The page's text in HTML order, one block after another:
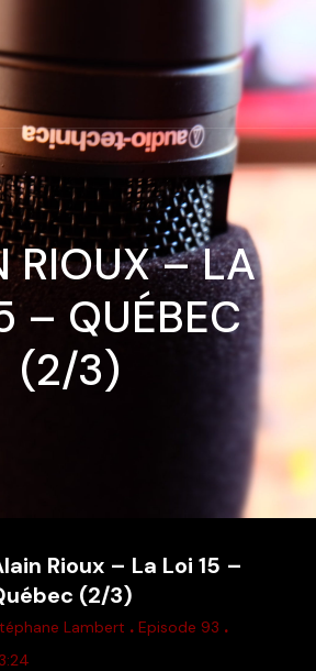
RIOUX – LA
– QUÉBEC
(2/3)
Rioux – La Loi 15 –
(2/3)
Lambert . Episode 93 .